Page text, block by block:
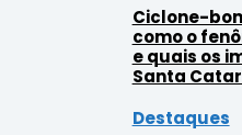
Ciclone-
como o
e quais os
Santa
Destaques